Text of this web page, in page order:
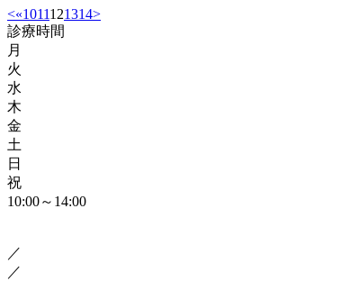
<«1011121314>
診療時間
月
火
水
木
金
土
日
祝
10:00～14:00
／
／